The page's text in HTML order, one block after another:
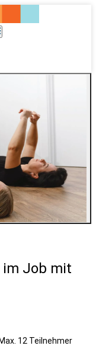
Job mit
Max. 12 Teilnehmer